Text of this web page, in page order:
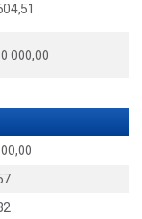
000,00